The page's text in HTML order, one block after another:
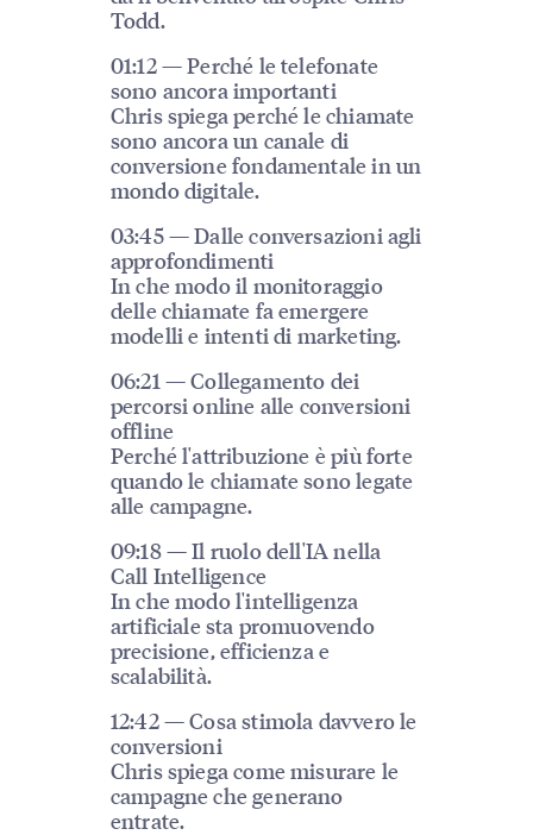
Todd.
01:12 — Perché le telefonate
sono ancora importanti
Chris spiega perché le chiamate
sono ancora un canale di
conversione fondamentale in un
mondo digitale.
03:45 — Dalle conversazioni agli
approfondimenti
In che modo il monitoraggio
delle chiamate fa emergere
modelli e intenti di marketing.
06:21 — Collegamento dei
percorsi online alle conversioni
offline
Perché l'attribuzione è più forte
quando le chiamate sono legate
alle campagne.
09:18 — Il ruolo dell'IA nella
Call Intelligence
In che modo l'intelligenza
artificiale sta promuovendo
precisione, efficienza e
scalabilità.
12:42 — Cosa stimola davvero le
conversioni
Chris spiega come misurare le
campagne che generano
entrate.